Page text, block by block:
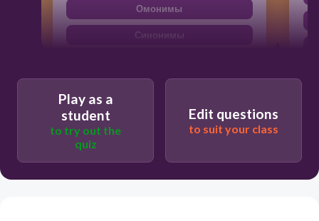
Омонимы
Синонимы
Play as a
student
to try out the
quiz
Edit questions
to suit your class